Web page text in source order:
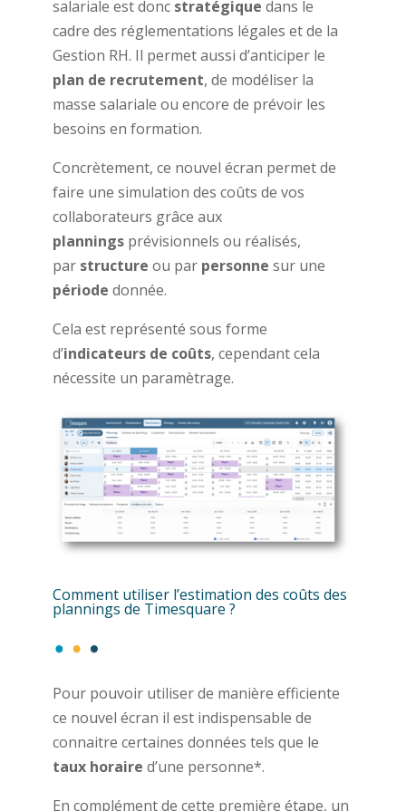
salariale est donc stratégique dans le
cadre des réglementations légales et de la
Gestion RH. Il permet aussi d’anticiper le
plan de recrutement, de modéliser la
masse salariale ou encore de prévoir les
besoins en formation.
Concrètement, ce nouvel écran permet de
faire une simulation des coûts de vos
collaborateurs grâce aux
plannings prévisionnels ou réalisés,
par structure ou par personne sur une
période donnée.
Cela est représenté sous forme
d’indicateurs de coûts, cependant cela
nécessite un paramètrage.
Comment utiliser l’estimation des coûts des
plannings de Timesquare ?
Pour pouvoir utiliser de manière efficiente
ce nouvel écran il est indispensable de
connaitre certaines données tels que le
taux horaire d’une personne*.
En complément de cette première étape, un